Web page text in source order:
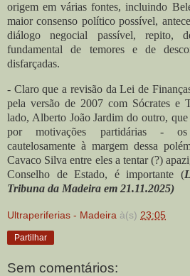
origem em várias fontes, incluindo
maior consenso político possível,
diálogo negocial passível, repito,
fundamental de temores e de
disfarçadas.
- Claro que a revisão da Lei de
pela versão de 2007 com Sócrates e
lado, Alberto João Jardim do outro,
por motivações partidárias - os
cautelosamente à margem dessa
Cavaco Silva entre eles a tentar (?)
Conselho de Estado, é importante (
Tribuna da Madeira em 21.11.2025)
Ultraperiferias - Madeira à(s) 23:05
Partilhar
Sem comentários: